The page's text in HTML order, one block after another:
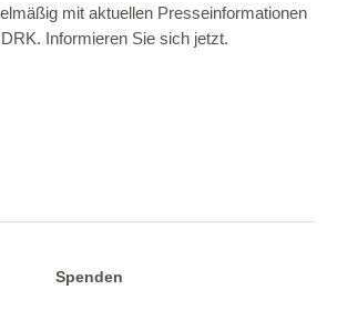
mit aktuellen Presseinformationen
Informieren Sie sich jetzt.
Spenden